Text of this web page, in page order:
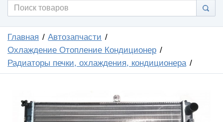
Главная
Автозапчасти
Охлаждение Отопление Кондиционер
Радиаторы печки, охлаждения, кондиционера